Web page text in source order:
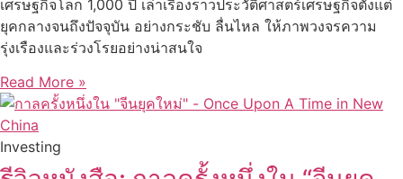
เศรษฐกิจโลก 1,000 ปี เล่าเรื่องราวประวัติศาสตร์เศรษฐกิจตั้งแต่
ยุคกลางจนถึงปัจจุบัน อย่างกระชับ ลื่นไหล ให้ภาพวงจรความ
รุ่งเรืองและร่วงโรยอย่างน่าสนใจ
Read More »
Investing